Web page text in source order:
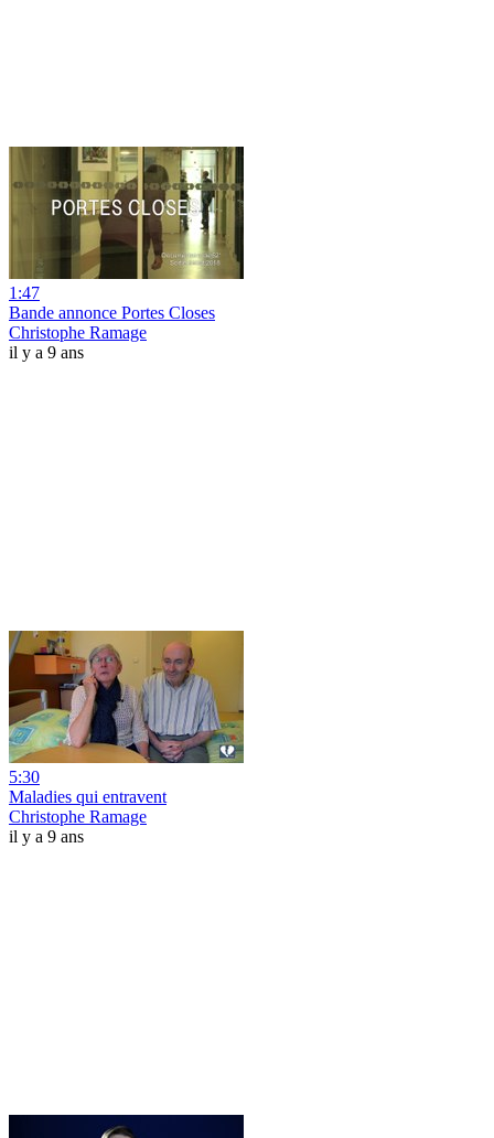
1:47
Bande annonce Portes Closes
Christophe Ramage
il y a 9 ans
5:30
Maladies qui entravent
Christophe Ramage
il y a 9 ans